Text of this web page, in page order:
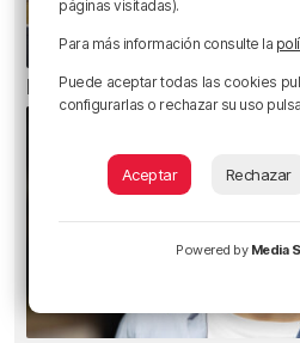
El bilbaíno que opta a un
páginas visitadas).
Para más información consulte la
Puede aceptar todas las cookies
configurarlas o rechazar su uso
Aceptar Rechazar
Powered by Media